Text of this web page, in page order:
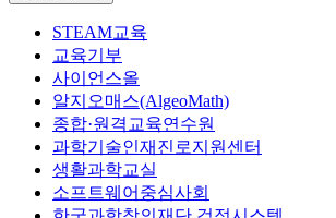
STEAM교육
교육기부
사이언스올
알지오매스(AlgeoMath)
종합·원격교육연수원
과학기술인재진로지원센터
생활과학교실
소프트웨어중심사회